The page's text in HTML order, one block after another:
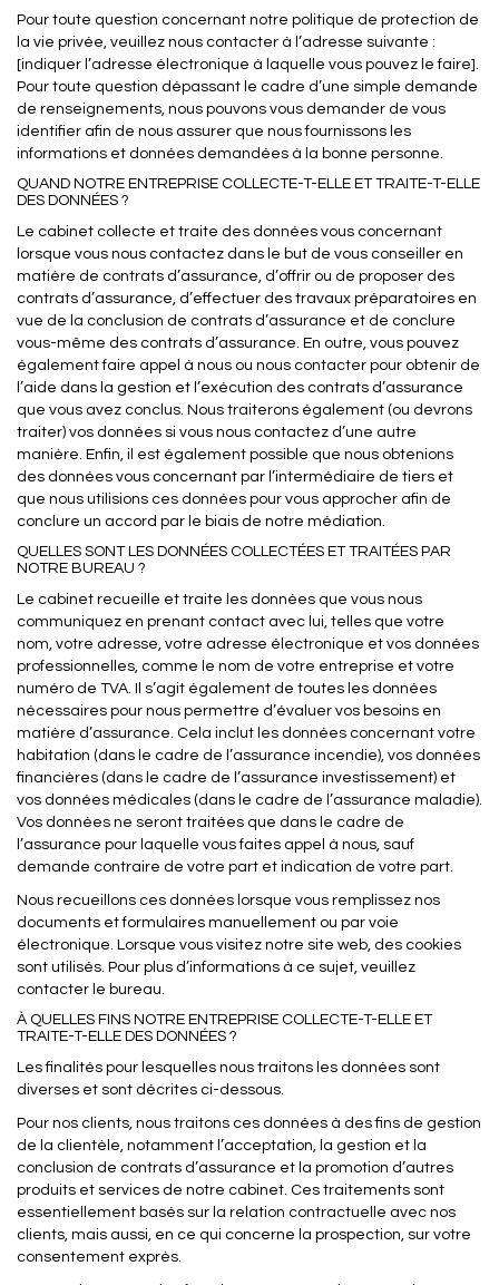
Pour toute question concernant notre politique de protection de
la vie privée, veuillez nous contacter à l’adresse suivante :
[indiquer l’adresse électronique à laquelle vous pouvez le faire].
Pour toute question dépassant le cadre d’une simple demande
de renseignements, nous pouvons vous demander de vous
identifier afin de nous assurer que nous fournissons les
informations et données demandées à la bonne personne.
QUAND NOTRE ENTREPRISE COLLECTE-T-ELLE ET TRAITE-T-ELLE
DES DONNÉES ?
Le cabinet collecte et traite des données vous concernant
lorsque vous nous contactez dans le but de vous conseiller en
matière de contrats d’assurance, d’offrir ou de proposer des
contrats d’assurance, d’effectuer des travaux préparatoires en
vue de la conclusion de contrats d’assurance et de conclure
vous-même des contrats d’assurance. En outre, vous pouvez
également faire appel à nous ou nous contacter pour obtenir de
l’aide dans la gestion et l’exécution des contrats d’assurance
que vous avez conclus. Nous traiterons également (ou devrons
traiter) vos données si vous nous contactez d’une autre
manière. Enfin, il est également possible que nous obtenions
des données vous concernant par l’intermédiaire de tiers et
que nous utilisions ces données pour vous approcher afin de
conclure un accord par le biais de notre médiation.
QUELLES SONT LES DONNÉES COLLECTÉES ET TRAITÉES PAR
NOTRE BUREAU ?
Le cabinet recueille et traite les données que vous nous
communiquez en prenant contact avec lui, telles que votre
nom, votre adresse, votre adresse électronique et vos données
professionnelles, comme le nom de votre entreprise et votre
numéro de TVA. Il s’agit également de toutes les données
nécessaires pour nous permettre d’évaluer vos besoins en
matière d’assurance. Cela inclut les données concernant votre
habitation (dans le cadre de l’assurance incendie), vos données
financières (dans le cadre de l’assurance investissement) et
vos données médicales (dans le cadre de l’assurance maladie).
Vos données ne seront traitées que dans le cadre de
l’assurance pour laquelle vous faites appel à nous, sauf
demande contraire de votre part et indication de votre part.
Nous recueillons ces données lorsque vous remplissez nos
documents et formulaires manuellement ou par voie
électronique. Lorsque vous visitez notre site web, des cookies
sont utilisés. Pour plus d’informations à ce sujet, veuillez
contacter le bureau.
À QUELLES FINS NOTRE ENTREPRISE COLLECTE-T-ELLE ET
TRAITE-T-ELLE DES DONNÉES ?
Les finalités pour lesquelles nous traitons les données sont
diverses et sont décrites ci-dessous.
Pour nos clients, nous traitons ces données à des fins de gestion
de la clientèle, notamment l’acceptation, la gestion et la
conclusion de contrats d’assurance et la promotion d’autres
produits et services de notre cabinet. Ces traitements sont
essentiellement basés sur la relation contractuelle avec nos
clients, mais aussi, en ce qui concerne la prospection, sur votre
consentement exprès.